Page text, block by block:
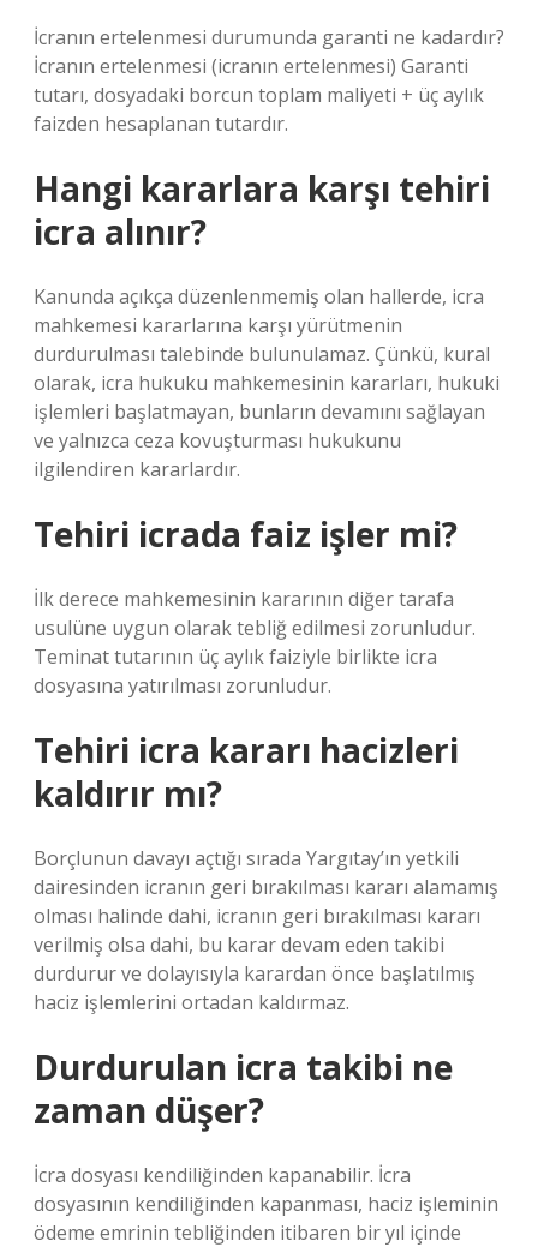
İcranın ertelenmesi durumunda garanti ne kadardır?
İcranın ertelenmesi (icranın ertelenmesi) Garanti
tutarı, dosyadaki borcun toplam maliyeti + üç aylık
faizden hesaplanan tutardır.
Hangi kararlara karşı tehiri
icra alınır?
Kanunda açıkça düzenlenmemiş olan hallerde, icra
mahkemesi kararlarına karşı yürütmenin
durdurulması talebinde bulunulamaz. Çünkü, kural
olarak, icra hukuku mahkemesinin kararları, hukuki
işlemleri başlatmayan, bunların devamını sağlayan
ve yalnızca ceza kovuşturması hukukunu
ilgilendiren kararlardır.
Tehiri icrada faiz işler mi?
İlk derece mahkemesinin kararının diğer tarafa
usulüne uygun olarak tebliğ edilmesi zorunludur.
Teminat tutarının üç aylık faiziyle birlikte icra
dosyasına yatırılması zorunludur.
Tehiri icra kararı hacizleri
kaldırır mı?
Borçlunun davayı açtığı sırada Yargıtay’ın yetkili
dairesinden icranın geri bırakılması kararı alamamış
olması halinde dahi, icranın geri bırakılması kararı
verilmiş olsa dahi, bu karar devam eden takibi
durdurur ve dolayısıyla karardan önce başlatılmış
haciz işlemlerini ortadan kaldırmaz.
Durdurulan icra takibi ne
zaman düşer?
İcra dosyası kendiliğinden kapanabilir. İcra
dosyasının kendiliğinden kapanması, haciz işleminin
ödeme emrinin tebliğinden itibaren bir yıl içinde